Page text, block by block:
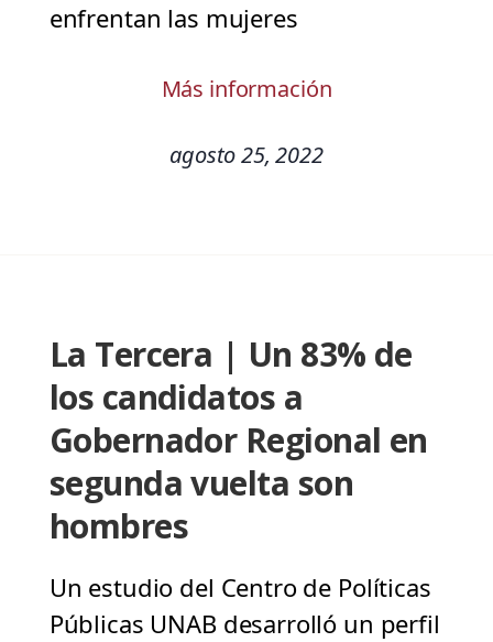
enfrentan las mujeres
Más información
agosto 25, 2022
La Tercera | Un 83% de
los candidatos a
Gobernador Regional en
segunda vuelta son
hombres
Un estudio del Centro de Políticas
Públicas UNAB desarrolló un perfil